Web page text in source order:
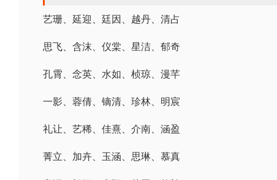
艺珊、延迎、廷因、越丹、清占
思飞、含沫、仪棠、星洁、郁奇
孔霄、念英、水如、桢琼、漫芊
一影、蓉倩、镝清、珍林、明宸
礼让、艺稀、佳熹、介南、涵盈
菁立、加卉、玉涵、思琳、慕真